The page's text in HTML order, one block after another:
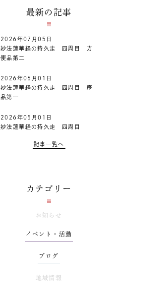
最新の記事
2026年07月05日
妙法蓮華経の持久走 四周目 方
便品第二
2026年06月01日
妙法蓮華経の持久走 四周目 序
品第一
2026年05月01日
妙法蓮華経の持久走 四周目
記事一覧へ
カテゴリー
お知らせ
イベント・活動
ブログ
地域情報